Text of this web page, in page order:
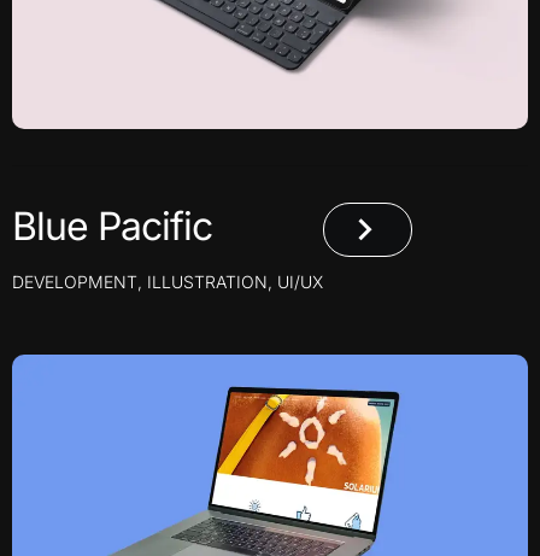
Blue Pacific
DEVELOPMENT, ILLUSTRATION, UI/UX